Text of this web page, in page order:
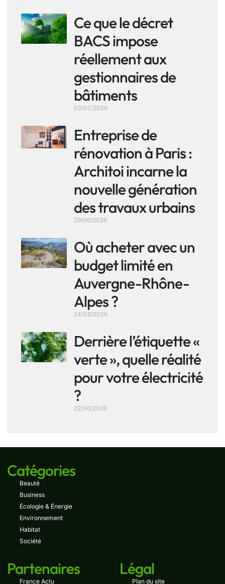
Ce que le décret
BACS impose
réellement aux
gestionnaires de
bâtiments
02/07/2026
Entreprise de
rénovation à Paris :
Architoi incarne la
nouvelle génération
des travaux urbains
29/06/2026
Où acheter avec un
budget limité en
Auvergne-Rhône-
Alpes ?
24/06/2026
Derrière l’étiquette «
verte », quelle réalité
pour votre électricité
?
22/06/2026
Catégories
Beauté
Business
Écologie & Énergie
Environnement
Habitat
Société
Partenaires
France Actu
Légal
Plan du site